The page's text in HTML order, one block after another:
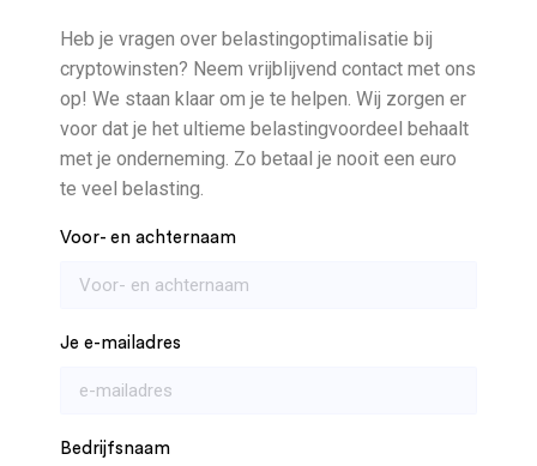
Heb je vragen over belastingoptimalisatie bij
cryptowinsten? Neem vrijblijvend contact met ons
op! We staan klaar om je te helpen. Wij zorgen er
voor dat je het ultieme belastingvoordeel behaalt
met je onderneming. Zo betaal je nooit een euro
te veel belasting.
Voor- en achternaam
Je e-mailadres
Bedrijfsnaam